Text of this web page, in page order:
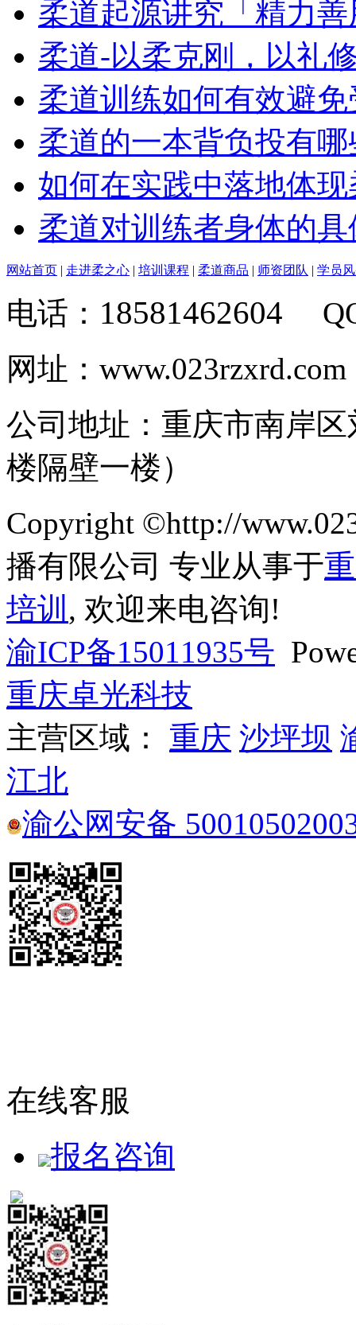
柔道起源讲究「精力
柔道-以柔克刚，以礼
柔道训练如何有效避免
柔道的一本背负投有
如何在实践中落地体
柔道对训练者身体的
网站首页 走进柔之心 培训课程 柔道商品 师资团队 学员
电话： 18581462604
网址：www.023rzxrd.com
公司地址：重庆市南岸
楼隔壁一楼）
Copyright ©http://
播有限公司 专业从事于
培训 , 欢迎来电咨询!
渝ICP备15011935号
重庆卓光科技
主营区域： 重庆 沙坪坝
江北
渝公网安备
在线客服
报名咨询